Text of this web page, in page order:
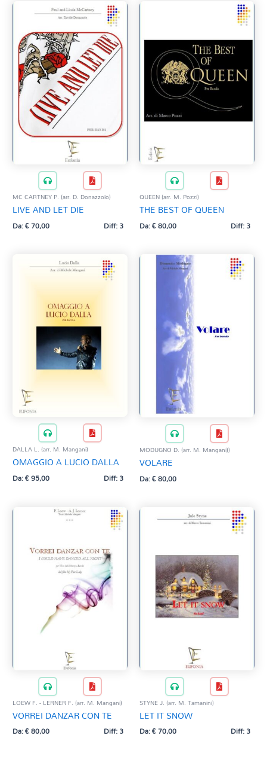
MC CARTNEY P. (arr. D. Donazzolo)
LIVE AND LET DIE
Da:€70,00 Diff: 3
QUEEN (arr. M. Pozzi)
THE BEST OF QUEEN
Da:€80,00 Diff: 3
DALLA L. (arr. M. Mangani)
OMAGGIO A LUCIO DALLA
Da:€95,00 Diff: 3
MODUGNO D. (arr. M. Mangani))
VOLARE
Da:€80,00
LOEW F. - LERNER F. (arr. M. Mangani)
VORREI DANZAR CON TE
Da:€80,00 Diff: 3
STYNE J. (arr. M. Tamanini)
LET IT SNOW
Da:€70,00 Diff: 3